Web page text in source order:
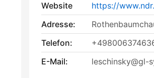
Website
https://
Adresse:
Telefon:
E-Mail:
leschinsky@gl-